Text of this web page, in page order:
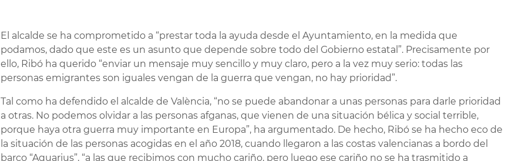
El alcalde se ha comprometido a “prestar toda la ayuda desde el Ayuntamiento, en la medida que
podamos, dado que este es un asunto que depende sobre todo del Gobierno estatal”. Precisamente por
ello, Ribó ha querido “enviar un mensaje muy sencillo y muy claro, pero a la vez muy serio: todas las
personas emigrantes son iguales vengan de la guerra que vengan, no hay prioridad”.
Tal como ha defendido el alcalde de València, “no se puede abandonar a unas personas para darle prioridad
a otras. No podemos olvidar a las personas afganas, que vienen de una situación bélica y social terrible,
porque haya otra guerra muy importante en Europa”, ha argumentado. De hecho, Ribó se ha hecho eco de
la situación de las personas acogidas en el año 2018, cuando llegaron a las costas valencianas a bordo del
barco “Aquarius”, “a las que recibimos con mucho cariño, pero luego ese cariño no se ha trasmitido a